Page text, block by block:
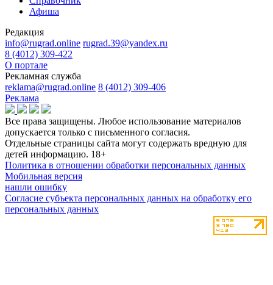
Афиша
Редакция
info@rugrad.online rugrad.39@yandex.ru
8 (4012) 309-422
О портале
Рекламная служба
reklama@rugrad.online 8 (4012) 309-406
Реклама
Все права защищены. Любое использование материалов
допускается только с письменного согласия.
Отдельные страницы сайта могут содержать вредную для
детей информацию. 18+
Политика в отношении обработки персональных данных
Мобильная версия
нашли ошибку
Согласие субъекта персональных данных на обработку его
персональных данных